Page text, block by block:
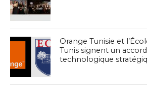
Orange Tunisie et
Tunis signent un
technologique